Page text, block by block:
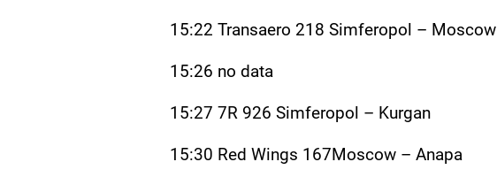
15:22 Transaero 218 Simferopol – Moscow
15:26 no data
15:27 7R 926 Simferopol – Kurgan
15:30 Red Wings 167Moscow – Anapa